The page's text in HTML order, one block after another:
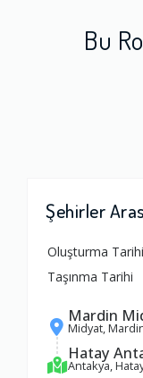
Bu
Şehirler
Oluşturma Tarihi
Taşınma Tarihi
Mardin
Midyat,
Hatay
Antakya,